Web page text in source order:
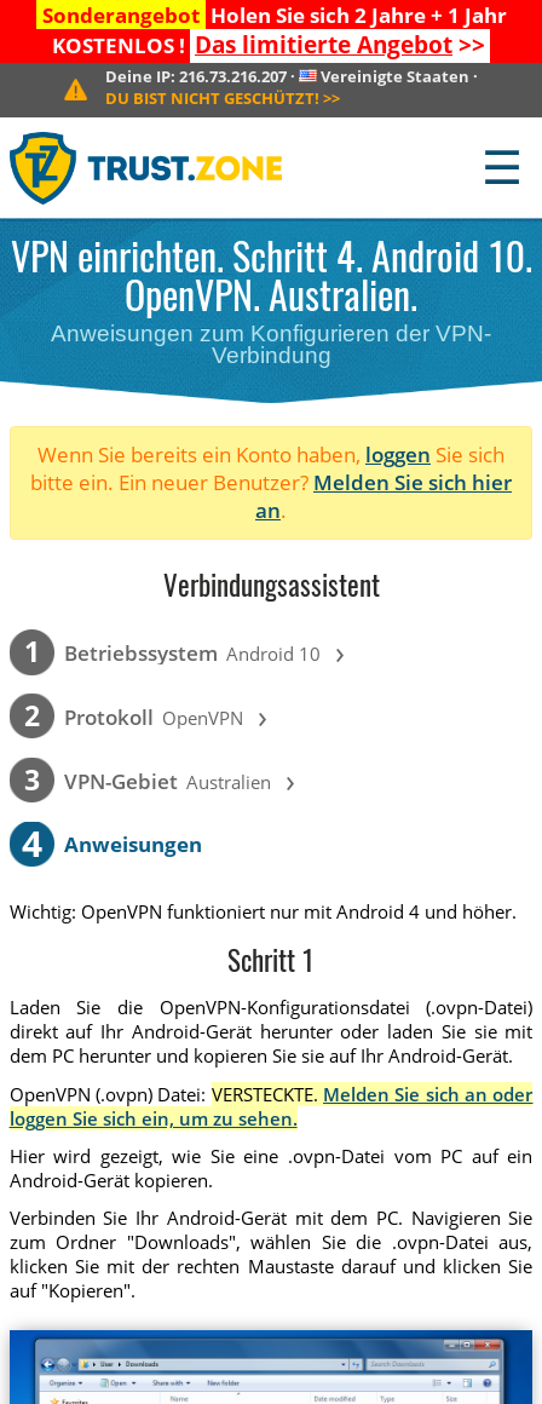
Sonderangebot Holen Sie sich 2 Jahre + 1 Jahr
KOSTENLOS ! Das limitierte Angebot>>
Deine IP: 216.73.216.207· Vereinigte Staaten ·
DU BIST NICHT GESCHÜTZT! >>
☰
VPN einrichten. Schritt 4. Android 10.
OpenVPN. Australien.
Anweisungen zum Konfigurieren der VPN-
Verbindung
Wenn Sie bereits ein Konto haben, loggen Sie sich
bitte ein. Ein neuer Benutzer? Melden Sie sich hier
an.
Verbindungsassistent
1 Betriebssystem Android 10 ›
2 Protokoll OpenVPN ›
3 VPN-Gebiet Australien ›
4 Anweisungen
Wichtig: OpenVPN funktioniert nur mit Android 4 und höher.
Schritt 1
Laden Sie die OpenVPN-Konfigurationsdatei (.ovpn-Datei)
direkt auf Ihr Android-Gerät herunter oder laden Sie sie mit
dem PC herunter und kopieren Sie sie auf Ihr Android-Gerät.
OpenVPN (.ovpn) Datei: VERSTECKTE. Melden Sie sich an oder
loggen Sie sich ein, um zu sehen.
Hier wird gezeigt, wie Sie eine .ovpn-Datei vom PC auf ein
Android-Gerät kopieren.
Verbinden Sie Ihr Android-Gerät mit dem PC. Navigieren Sie
zum Ordner "Downloads", wählen Sie die .ovpn-Datei aus,
klicken Sie mit der rechten Maustaste darauf und klicken Sie
auf "Kopieren".